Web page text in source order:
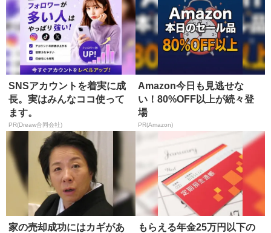
SNSアカウントを着実に成
長。実はみんなココ使って
ます。
PR(Dreaw合同会社)
Amazon今日も見逃せな
い！80%OFF以上が続々登
場
PR(Amazon)
家の売却成功にはカギがあ
もらえる年金25万円以下の